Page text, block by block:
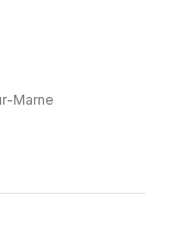
Marne